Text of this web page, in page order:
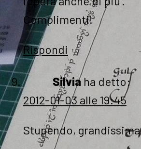
Complimenti!
Rispondi
Silvia ha detto:
2012-01-03 alle 19:45
Stupendo,